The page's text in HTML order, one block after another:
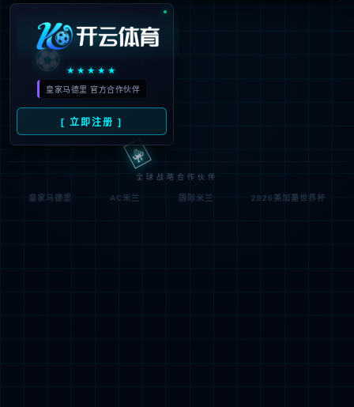
抱歉，页面无法访问...
可能原因：网址有错误 >请检查地址是否完整或存在多余字
符;
网址已失效 >可能页面已删除，活动已下线等
返回首页